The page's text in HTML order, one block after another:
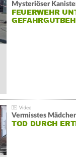
Mysteriöser
FEUERWEHR
Vermisstes
TOD DURCH